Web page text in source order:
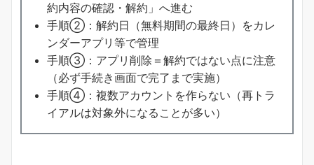
約内容の確認・解約」へ進む
手順②：解約日（無料期間の最終日）をカレ
ンダーアプリ等で管理
手順③：アプリ削除＝解約ではない点に注意
（必ず手続き画面で完了まで実施）
手順④：複数アカウントを作らない（再トラ
イアルは対象外になることが多い）